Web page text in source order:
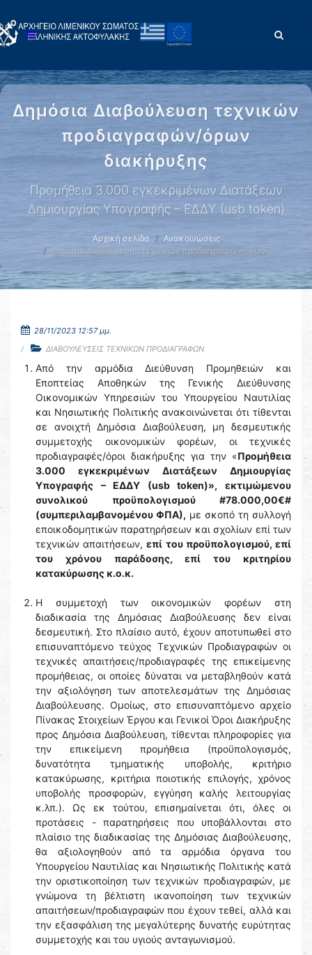
Δημόσια Διαβούλευση τεχνικών
προδιαγραφών/όρων
διακήρυξης
Προμήθεια 3.000 εγκεκριμένων Διατάξεων
Δημιουργίας Υπογραφής – ΕΔΔΥ (usb token)
Αρχική σελίδα
Ανακοινώσεις
Δημόσια Διαβούλευση τεχνικών προδιαγραφών/όρων …
28/11/2023 12:57 μμ.
ΔΙΑΒΟΥΛΕΥΣΕΙΣ ΤΕΧΝΙΚΩΝ ΠΡΟΔΙΑΓΡΑΦΩΝ
Από την αρμόδια Διεύθυνση Προμηθειών και
Εποπτείας Αποθηκών της Γενικής Διεύθυνσης
Οικονομικών Υπηρεσιών του Υπουργείου Ναυτιλίας
και Νησιωτικής Πολιτικής ανακοινώνεται ότι τίθενται
σε ανοιχτή Δημόσια Διαβούλευση, μη δεσμευτικής
συμμετοχής οικονομικών φορέων, οι τεχνικές
προδιαγραφές/όροι διακήρυξης για την «Προμήθεια
3.000 εγκεκριμένων Διατάξεων Δημιουργίας
Υπογραφής – ΕΔΔΥ (usb token)», εκτιμώμενου
συνολικού προϋπολογισμού #78.000,00€#
(συμπεριλαμβανομένου ΦΠΑ), με σκοπό τη συλλογή
εποικοδομητικών παρατηρήσεων και σχολίων επί των
τεχνικών απαιτήσεων,επί του προϋπολογισμού, επί
του χρόνου παράδοσης, επί του κριτηρίου
κατακύρωσης κ.ο.κ.
H συμμετοχή των οικονομικών φορέων στη
διαδικασία της Δημόσιας Διαβούλευσης δεν είναι
δεσμευτική. Στο πλαίσιο αυτό, έχουν αποτυπωθεί στο
επισυναπτόμενο τεύχος Τεχνικών Προδιαγραφών οι
τεχνικές απαιτήσεις/προδιαγραφές της επικείμενης
προμήθειας, οι οποίες δύναται να μεταβληθούν κατά
την αξιολόγηση των αποτελεσμάτων της Δημόσιας
Διαβούλευσης. Ομοίως, στο επισυναπτόμενο αρχείο
Πίνακας Στοιχείων Έργου και Γενικοί Όροι Διακήρυξης
προς Δημόσια Διαβούλευση, τίθενται πληροφορίες για
την επικείμενη προμήθεια (προϋπολογισμός,
δυνατότητα τμηματικής υποβολής, κριτήριο
κατακύρωσης, κριτήρια ποιοτικής επιλογής, χρόνος
υποβολής προσφορών, εγγύηση καλής λειτουργίας
κ.λπ.). Ως εκ τούτου, επισημαίνεται ότι, όλες οι
προτάσεις - παρατηρήσεις που υποβάλλονται στο
πλαίσιο της διαδικασίας της Δημόσιας Διαβούλευσης,
θα αξιολογηθούν από τα αρμόδια όργανα του
Υπουργείου Ναυτιλίας και Νησιωτικής Πολιτικής κατά
την οριστικοποίηση των τεχνικών προδιαγραφών, με
γνώμονα τη βέλτιστη ικανοποίηση των τεχνικών
απαιτήσεων/προδιαγραφών που έχουν τεθεί, αλλά και
την εξασφάλιση της μεγαλύτερης δυνατής ευρύτητας
συμμετοχής και του υγιούς ανταγωνισμού.